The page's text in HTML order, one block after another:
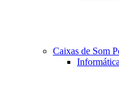
Caixas de Som